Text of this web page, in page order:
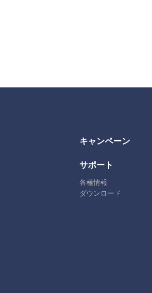
キャンペーン
サポート
各種情報
ダウンロード